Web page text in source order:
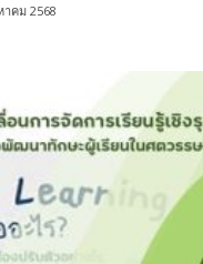
าคม 2568